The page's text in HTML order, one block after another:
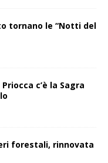
tornano le “Notti del
c’è la Sagra
forestali, rinnovata